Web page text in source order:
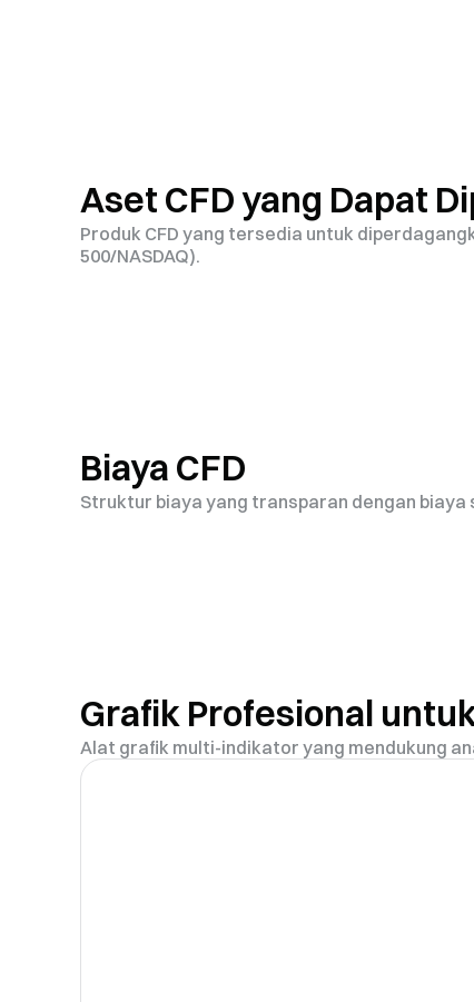
Aset CFD yang Dapat
Produk CFD yang tersedia untuk
500/NASDAQ).
Biaya CFD
Struktur biaya yang transparan dengan
Grafik Profesional
Alat grafik multi-indikator yang mendukung